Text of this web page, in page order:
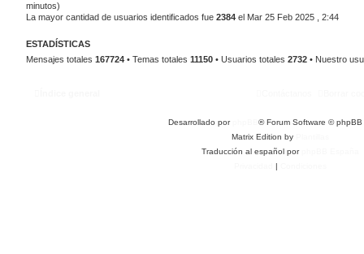
minutos)
La mayor cantidad de usuarios identificados fue 2384 el Mar 25 Feb 2025 , 2:44
ESTADÍSTICAS
Mensajes totales 167724 • Temas totales 11150 • Usuarios totales 2732 • Nuestro
Desarrollado por
® Forum Software © phpBB
Matrix Edition by
Traducción al español por
|